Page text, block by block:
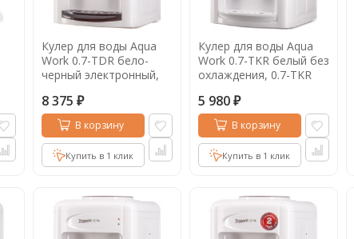
Кулер для воды Aqua
Work 0.7-TDR бело-
черный электронный,
8 375 ₽
В корзину
Купить в 1 клик
Кулер для воды Aqua
Work 0.7-TKR белый без
охлаждения, 0.7-TKR
5 980 ₽
В корзину
Купить в 1 клик